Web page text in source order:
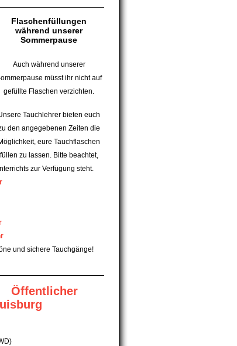
Flaschenfüllungen
während unserer
Sommerpause
Auch während unserer
müsst ihr nicht auf
gefüllte Flaschen verzichten.
Tauchlehrer bieten euch
den angegebenen Zeiten die
eure Tauchflaschen
füllen zu lassen. Bitte beachtet,
zur Verfügung steht.
und sichere Tauchgänge!
Öffentlicher